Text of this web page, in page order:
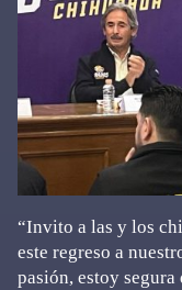
“Invito a las y los
este regreso a
pasión, estoy